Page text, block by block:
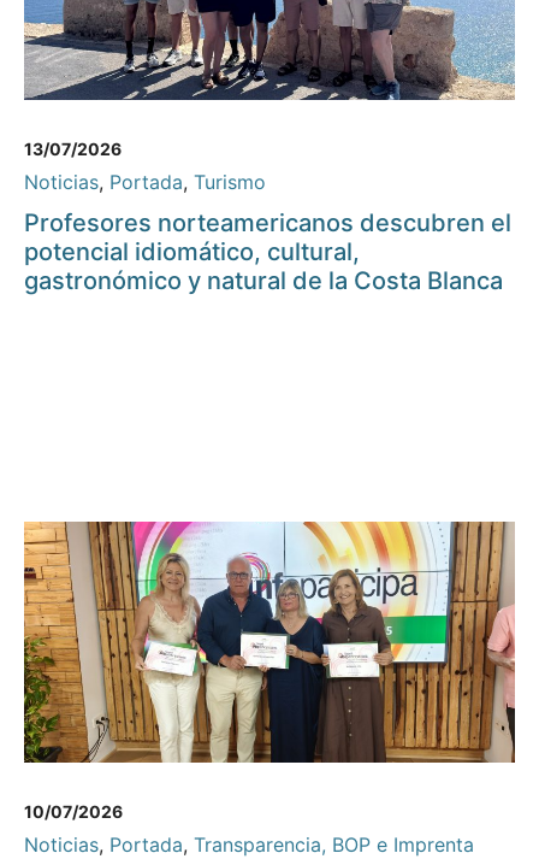
13/07/2026
Noticias, Portada, Turismo
Profesores norteamericanos descubren el
potencial idiomático, cultural,
gastronómico y natural de la Costa Blanca
10/07/2026
Noticias, Portada, Transparencia, BOP e Imprenta